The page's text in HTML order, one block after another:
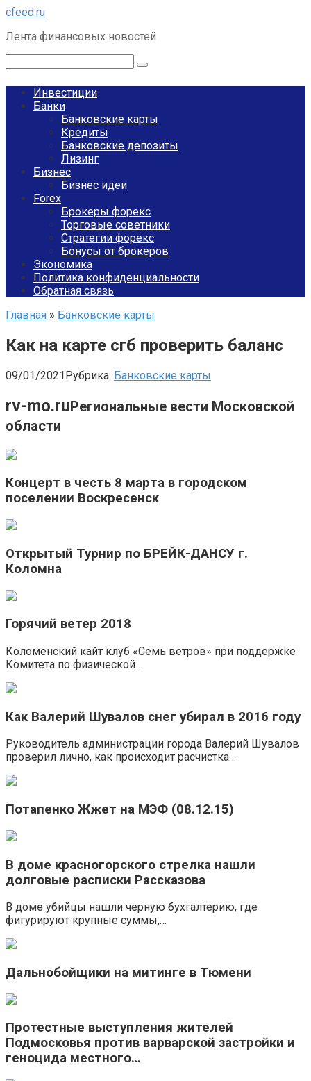
Перейти
контенту
cfeed.ru
Лента финансовых новостей
Инвестиции
Банки
Банковские карты
Кредиты
Банковские депозиты
Лизинг
Бизнес
Бизнес идеи
Forex
Брокеры форекс
Торговые советники
Стратегии форекс
Бонусы от брокеров
Экономика
Политика конфиденциальности
Обратная связь
Главная » Банковские карты
Как на карте сгб проверить баланс
09/01/2021Рубрика: Банковские карты
rv-mo.ruРегиональные вести Московской
области
Концерт в честь 8 марта в городском
поселении Воскресенск
Открытый Турнир по БРЕЙК-ДАНСУ г.
Коломна
Горячий ветер 2018
Коломенский кайт клуб «Семь ветров» при поддержке
Комитета по физической…
Как Валерий Шувалов снег убирал в 2016 году
Руководитель администрации города Валерий Шувалов
проверил лично, как происходит расчистка…
Потапенко Жжет на МЭФ (08.12.15)
В доме красногорского стрелка нашли
долговые расписки Рассказова
В доме убийцы нашли черную бухгалтерию, где
фигурируют крупные суммы,…
Дальнобойщики на митинге в Тюмени
Протестные выступления жителей
Подмосковья против варварской застройки и
геноцида местного…